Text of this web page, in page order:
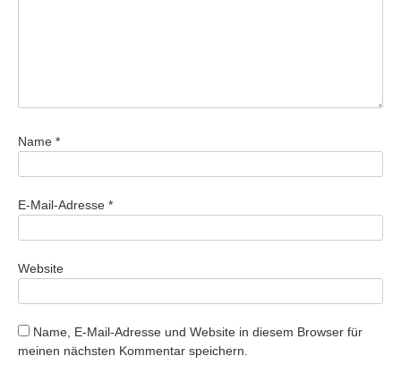
Name *
E-Mail-Adresse *
Website
Name, E-Mail-Adresse und Website in diesem Browser für
meinen nächsten Kommentar speichern.